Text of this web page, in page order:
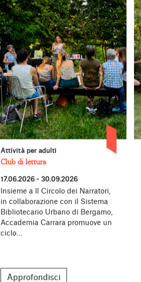
Attività per adulti
Club di lettura
17.06.2026 - 30.09.2026
Insieme a Il Circolo dei Narratori,
in collaborazione con il Sistema
Bibliotecario Urbano di Bergamo,
Accademia Carrara promuove un
ciclo…
Approfondisci